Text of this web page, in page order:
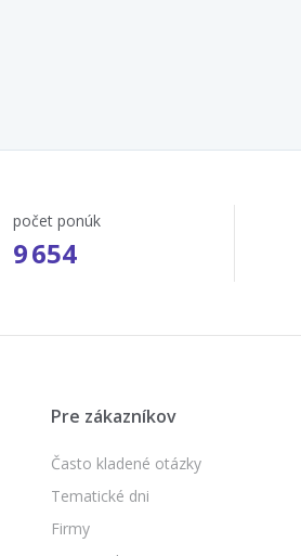
počet ponúk
9 654
Pre zákazníkov
Často kladené otázky
Tematické dni
Firmy